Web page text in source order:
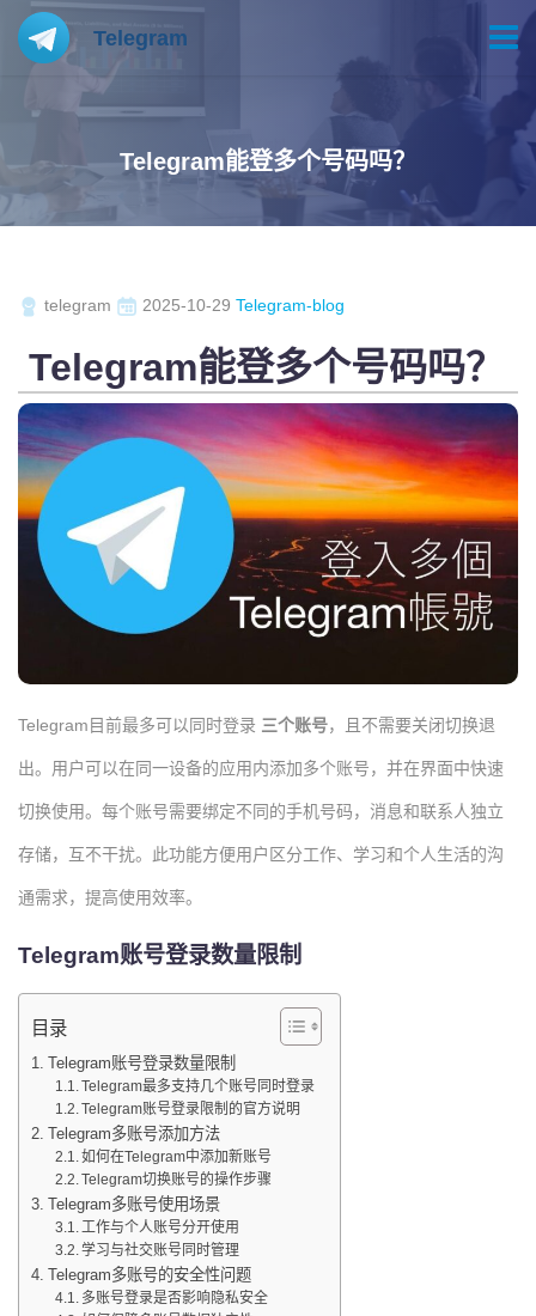
Telegram
Telegram能登多个号码吗？
telegram 2025-10-29 Telegram-blog
Telegram能登多个号码吗？
Telegram目前最多可以同时登录 三个账号，且不需要关闭切换退
出。用户可以在同一设备的应用内添加多个账号，并在界面中快速
切换使用。每个账号需要绑定不同的手机号码，消息和联系人独立
存储，互不干扰。此功能方便用户区分工作、学习和个人生活的沟
通需求，提高使用效率。
Telegram账号登录数量限制
目录
Telegram账号登录数量限制
Telegram最多支持几个账号同时登录
Telegram账号登录限制的官方说明
Telegram多账号添加方法
如何在Telegram中添加新账号
Telegram切换账号的操作步骤
Telegram多账号使用场景
工作与个人账号分开使用
学习与社交账号同时管理
Telegram多账号的安全性问题
多账号登录是否影响隐私安全